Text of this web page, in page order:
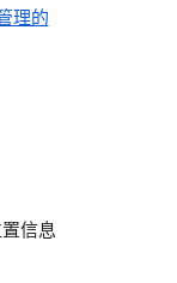
理的
信息